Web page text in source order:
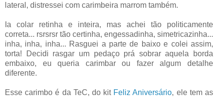
lateral, distressei com carimbeira marrom também.
Ia colar retinha e inteira, mas achei tão politicamente
correta... rsrsrsr tão certinha, engessadinha, simetricazinha...
inha, inha, inha... Rasguei a parte de baixo e colei assim,
torta! Decidi rasgar um pedaço prá sobrar aquela borda
embaixo, eu queria carimbar ou fazer algum detalhe
diferente.
Esse carimbo é da TeC, do kit Feliz Aniversário, ele tem as